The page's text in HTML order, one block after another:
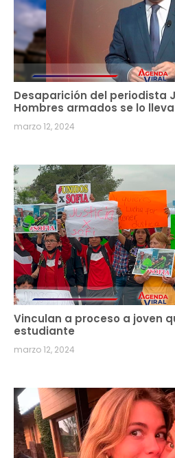
Desaparición del periodista
Hombres armados se lo
marzo 12, 2024
Vinculan a proceso a joven
estudiante
marzo 12, 2024